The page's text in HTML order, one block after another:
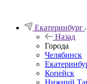
Екатеринбург
Назад
Города
Челябинск
Копейск
Нижний